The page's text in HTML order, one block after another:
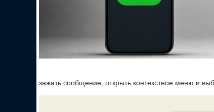
зажать сообщение, открыть контекстное меню и